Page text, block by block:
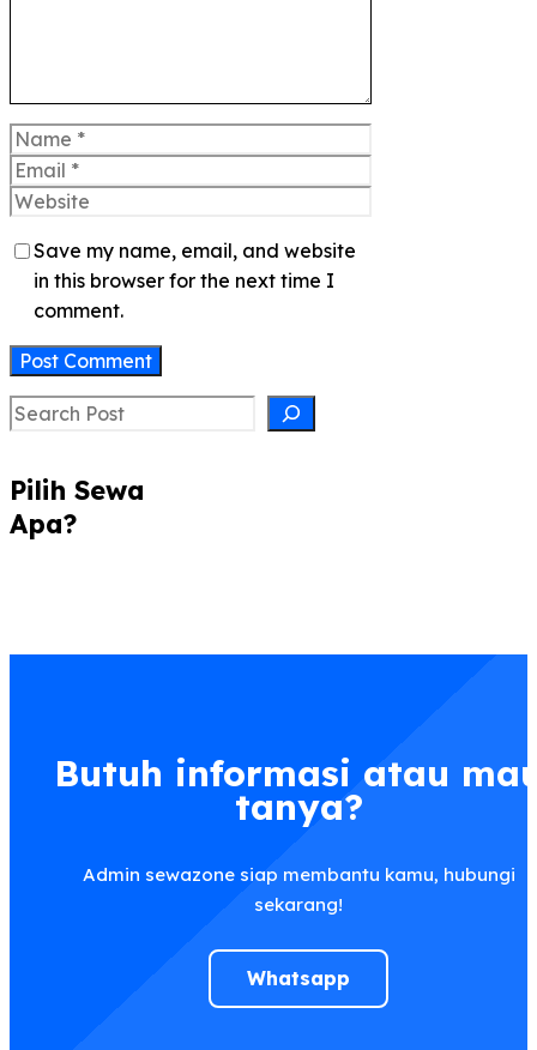
Name
Email
Website
Save my name, email, and website
in this browser for the next time I
comment.
Search
Pilih Sewa
Apa?
Butuh informasi atau
tanya?
Admin sewazone siap membantu kamu, hubungi
sekarang!
Whatsapp